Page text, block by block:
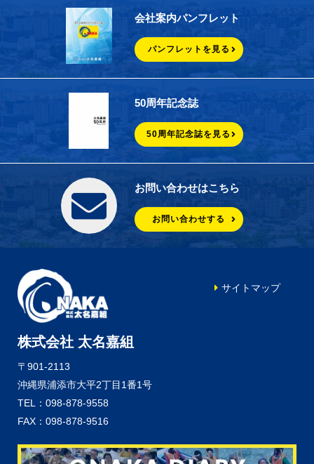
会社案内パンフレット
パンフレットを見る
50周年記念誌
50周年記念誌を見る
お問い合わせはこちら
お問い合わせする
株式会社 太名嘉組
〒901-2113
沖縄県浦添市大平2丁目1番1号
TEL：098-878-9558
FAX：098-878-9516
サイトマップ